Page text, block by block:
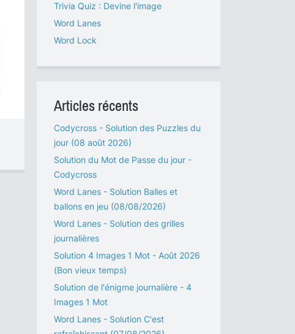
Trivia Quiz : Devine l'image
Word Lanes
Word Lock
Articles récents
Codycross - Solution des Puzzles du
jour (08 août 2026)
Solution du Mot de Passe du jour -
Codycross
Word Lanes - Solution Balles et
ballons en jeu (08/08/2026)
Word Lanes - Solution des grilles
journalières
Solution 4 Images 1 Mot - Août 2026
(Bon vieux temps)
Solution de l'énigme journalière - 4
Images 1 Mot
Word Lanes - Solution C'est